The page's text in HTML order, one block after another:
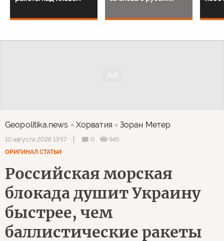
Geopolitika.news Хорватия Зоран Метер
10 августа 2026 13:57 0
945
ОРИГИНАЛ СТАТЬИ
Российская морская
блокада душит Украину
быстрее, чем
баллистические ракеты